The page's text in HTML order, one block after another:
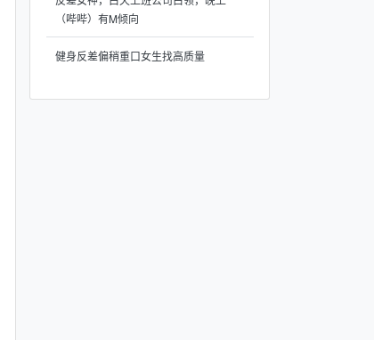
（哔哔）有M倾向
健身反差偏稍重口女生找高质量